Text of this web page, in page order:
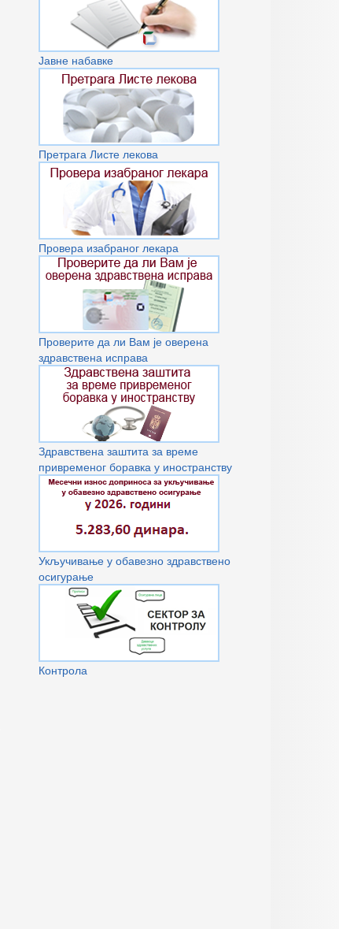
Јавне набавке
Претрага Листе лекова
Провера изабраног лекара
Проверите да ли Вам је оверена
здравствена исправа
Здравствена заштита за време
привременог боравка у иностранству
Укључивање у обавезно здравствено
осигурање
Контрола